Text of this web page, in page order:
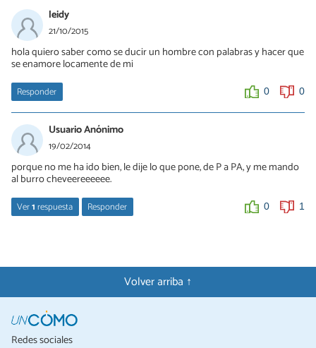
leidy
21/10/2015
hola quiero saber como se ducir un hombre con palabras y hacer que
se enamore locamente de mi
Responder 0 0
Usuario Anónimo
19/02/2014
porque no me ha ido bien, le dije lo que pone, de P a PA, y me mando
al burro cheveereeeeee.
Ver1respuesta Responder 0 1
porq cada hombre y como es. Os aconsejo no fiar en todo lo q
pone, el hombre cuando se enamora de ti aunq seas burra te
querra igual y el q no le interesas por mucho k te esfuerces en
llamarle la atencion no te querra. Asi de simple.
Volver arriba ↑
Redes sociales